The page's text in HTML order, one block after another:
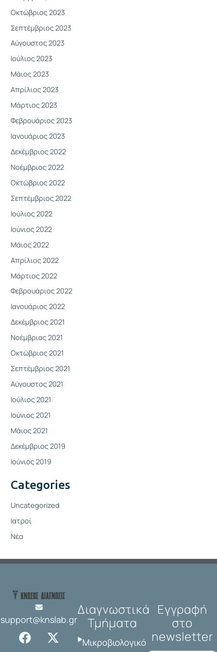
Οκτώβριος 2023
Σεπτέμβριος 2023
Αύγουστος 2023
Ιούλιος 2023
Μάιος 2023
Απρίλιος 2023
Μάρτιος 2023
Φεβρουάριος 2023
Ιανουάριος 2023
Δεκέμβριος 2022
Νοέμβριος 2022
Οκτώβριος 2022
Σεπτέμβριος 2022
Ιούλιος 2022
Ιούνιος 2022
Μάιος 2022
Απρίλιος 2022
Μάρτιος 2022
Φεβρουάριος 2022
Ιανουάριος 2022
Δεκέμβριος 2021
Νοέμβριος 2021
Οκτώβριος 2021
Σεπτέμβριος 2021
Αύγουστος 2021
Ιούλιος 2021
Ιούνιος 2021
Μάιος 2021
Δεκέμβριος 2019
Ιούνιος 2019
Categories
Uncategorized
Ιατροί
Νέα
support@knslab.gr
F
a
X
-
I
n
L
i
Διαγνωστικά
Τμήματα
Μικροβιολογικό
Εγγραφή
στο
newsletter